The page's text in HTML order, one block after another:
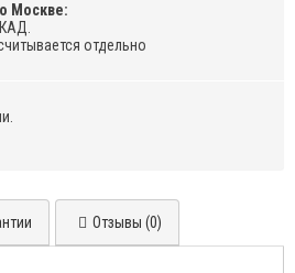
Москве:
отдельно
Отзывы (0)